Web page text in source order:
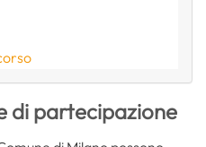
di partecipazione